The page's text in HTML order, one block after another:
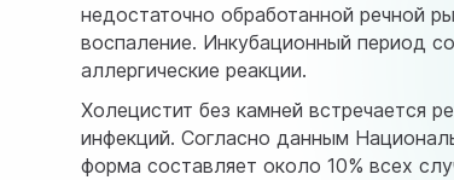
недостаточно обработанной речной
воспаление. Инкубационный период
аллергические реакции.
Холецистит без камней встречается
инфекций.Согласно данным
форма составляет около 10% всех